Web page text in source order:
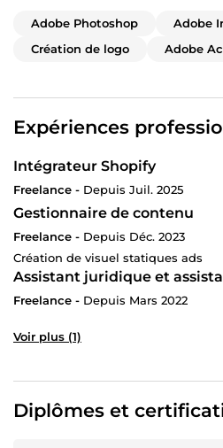
Adobe Photoshop
Adobe
Création de logo
Adobe
Expériences
Intégrateur Shopify
Freelance - Depuis Juil. 2025
Gestionnaire de contenu
Freelance - Depuis Déc. 2023
Création de visuel statiques ads
Assistant juridique et
Freelance - Depuis Mars 2022
Voir plus (1)
Diplômes et